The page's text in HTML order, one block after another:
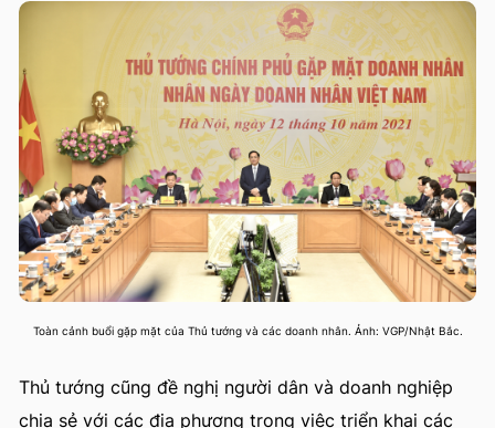
Toàn cảnh buổi gặp mặt của Thủ tướng và các doanh nhân. Ảnh: VGP/Nhật Bắc.
Thủ tướng cũng đề nghị người dân và doanh nghiệp
chia sẻ với các địa phương trong việc triển khai các